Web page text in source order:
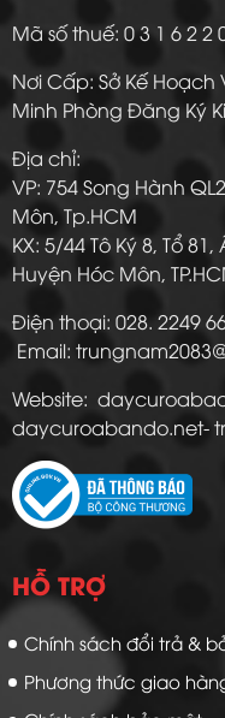
Mã số thuế: 0 3 1 6 2
Nơi Cấp: Sở Kế Hoạch
Minh Phòng Đăng Ký
Địa chỉ:
VP: 754 Song Hành
Môn, Tp.HCM
KX: 5/44 Tô Ký 8, Tổ
Huyện Hóc Môn,
Điện thoại: 028.
Email:
Website:
daycuroabando.net-
HỖ TRỢ
Chính sách đổi trả &
Phương thức giao